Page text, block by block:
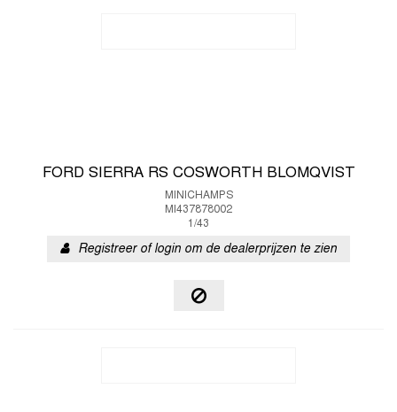
FORD SIERRA RS COSWORTH BLOMQVIST
MINICHAMPS
MI437878002
1/43
Registreer of login om de dealerprijzen te zien